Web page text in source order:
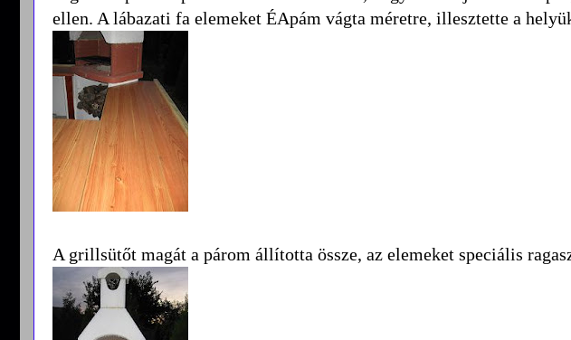
ellen. A lábazati fa elemeket ÉApám vágta méretre, illesztette a
A grillsütőt magát a párom állította össze, az elemeket speciális